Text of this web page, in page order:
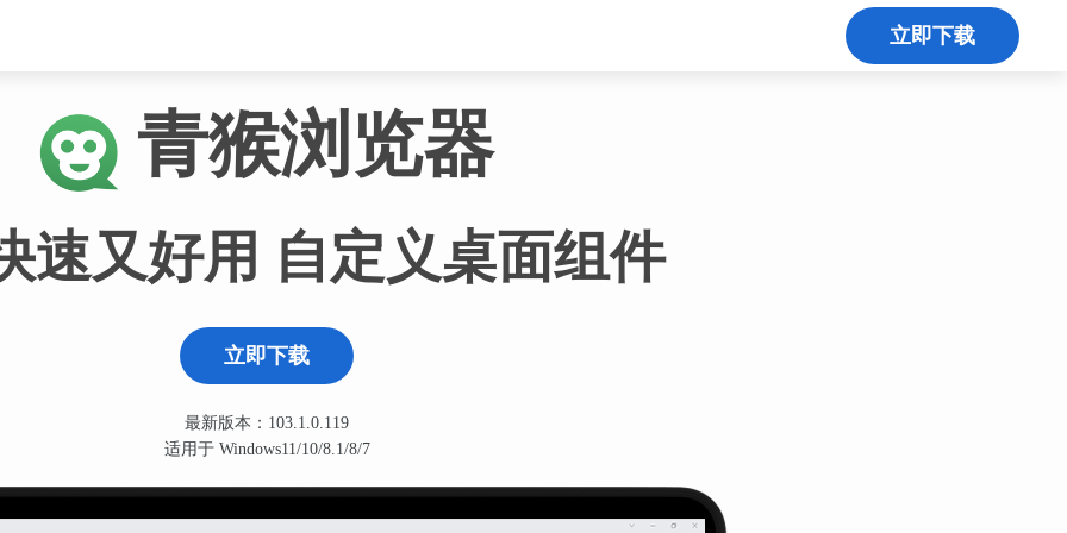
立即下载
青猴浏览器
速又好用 自定义桌面组件
立即下载
最新版本：103.1.0.119
适用于 Windows11/10/8.1/8/7